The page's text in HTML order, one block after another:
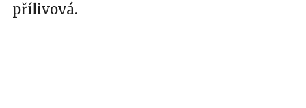
přílivová.